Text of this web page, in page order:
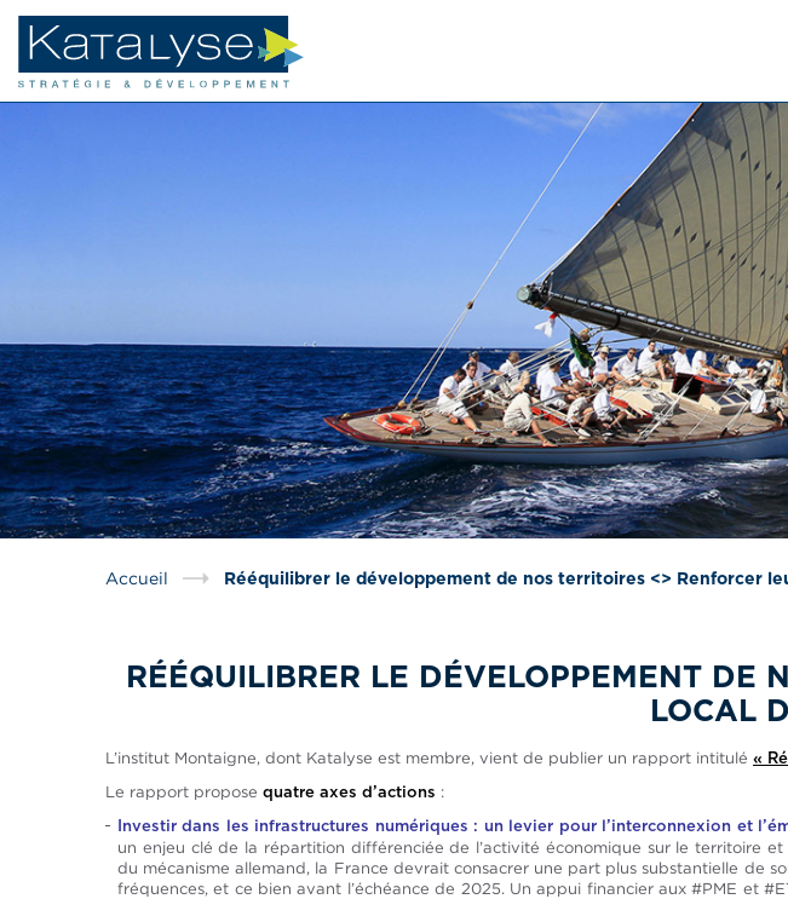
Accueil Rééquilibrer le développement de nos territoires <> Renforcer
RÉÉQUILIBRER LE DÉVELOPPEMENT DE
LOCAL
L’institut Montaigne, dont Katalyse est membre, vient de publier un rapport intitulé «
Le rapport propose quatre axes d’actions :
Investir dans les infrastructures numériques : un levier pour l’interconnexion et
un enjeu clé de la répartition différenciée de l’activité économique sur le territoire
du mécanisme allemand, la France devrait consacrer une part plus substantielle de
fréquences, et ce bien avant l’échéance de 2025. Un appui financier aux #PME et